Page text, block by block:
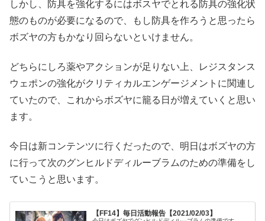
しかし、防具を強化するにはボスヤでとれる防具の強化状
態のものが必要になるので、もし防具を作ろうと思ったら
ボズヤの方もかなり回らないといけません。
どちらにしろ薬やアクションが足りない上、レジスタンス
ウェポンの強化がクリティカルエンゲージメントに関連し
ていたので、これからボズヤに籠る日が増えていくと思い
ます。
今日は新コンテンツに行くだったので、明日はボズヤの方
に行って次のグンヒルドディルーブラムのための準備をし
ていこうと思います。
【FF14】毎日活動報告【2021/02/03】